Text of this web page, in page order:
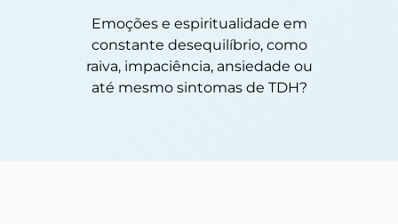
Emoções e espiritualidade em
constante desequilíbrio, como
raiva, impaciência, ansiedade ou
até mesmo sintomas de TDH?